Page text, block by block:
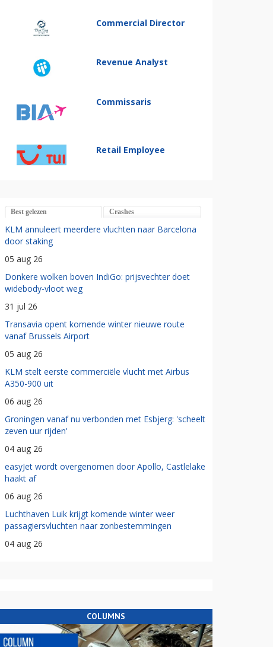
Commercial Director
Revenue Analyst
Commissaris
Retail Employee
Best gelezen Crashes
KLM annuleert meerdere vluchten naar Barcelona
door staking
05 aug 26
Donkere wolken boven IndiGo: prijsvechter doet
widebody-vloot weg
31 jul 26
Transavia opent komende winter nieuwe route
vanaf Brussels Airport
05 aug 26
KLM stelt eerste commerciële vlucht met Airbus
A350-900 uit
06 aug 26
Groningen vanaf nu verbonden met Esbjerg: 'scheelt
zeven uur rijden'
04 aug 26
easyJet wordt overgenomen door Apollo, Castlelake
haakt af
06 aug 26
Luchthaven Luik krijgt komende winter weer
passagiersvluchten naar zonbestemmingen
04 aug 26
COLUMNS